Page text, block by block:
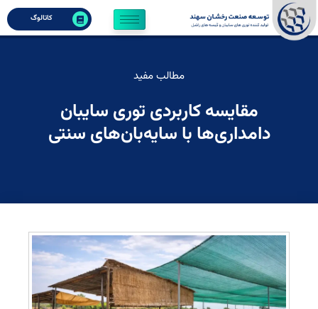
کاتالوگ
مطالب مفید
مقایسه کاربردی توری سایبان
دامداری‌ها با سایه‌بان‌های سنتی